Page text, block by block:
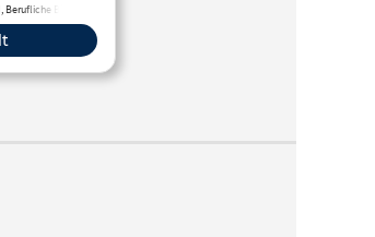
Bildung